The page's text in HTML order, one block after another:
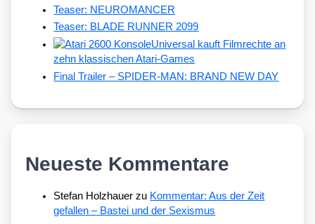
Teaser: NEUROMANCER
Teaser: BLADE RUNNER 2099
Universal kauft Filmrechte an
zehn klassischen Atari-Games
Final Trailer – SPIDER-MAN: BRAND NEW DAY
Neueste Kommentare
Stefan Holzhauer zu Kommentar: Aus der Zeit
gefallen – Bastei und der Sexismus